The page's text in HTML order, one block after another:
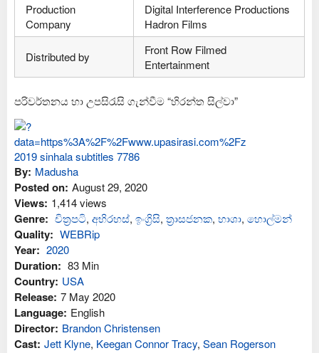
Production
Company
Digital Interference Productions
Hadron Films
Distributed by
Front Row Filmed
Entertainment
පරිවර්තනය හා උපසිරැසි ගැන්වීම “හිරන්ත සිල්වා”
By: Madusha
Posted on: August 29, 2020
Views: 1,414 views
Genre: චිත්‍රපටි, අභිරහස්, ඉංග්‍රිසි, ත්‍රාසජනක, භාශා, හොල්මන්
Quality: WEBRip
Year: 2020
Duration: 83 Min
Country: USA
Release: 7 May 2020
Language: English
Director: Brandon Christensen
Cast: Jett Klyne, Keegan Connor Tracy, Sean Rogerson